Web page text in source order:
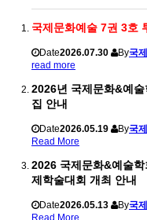
국제문화예술 7권 3호
Date2026.07.30 By국
read more
2026년 국제문화&예
집 안내
Date2026.05.19 By국
Read More
2026 국제문화&예술
제학술대회 개최 안내
Date2026.05.13 By국